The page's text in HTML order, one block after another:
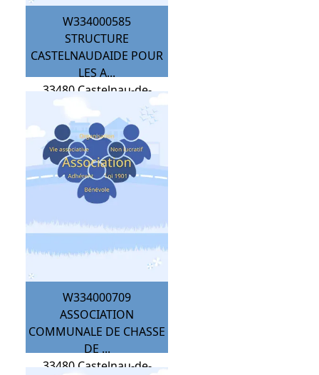
W334000585
STRUCTURE
CASTELNAUDAIDE POUR
LES A...
33480 Castelnau-de-
W334000709
ASSOCIATION
COMMUNALE DE CHASSE
DE ...
33480 Castelnau-de-